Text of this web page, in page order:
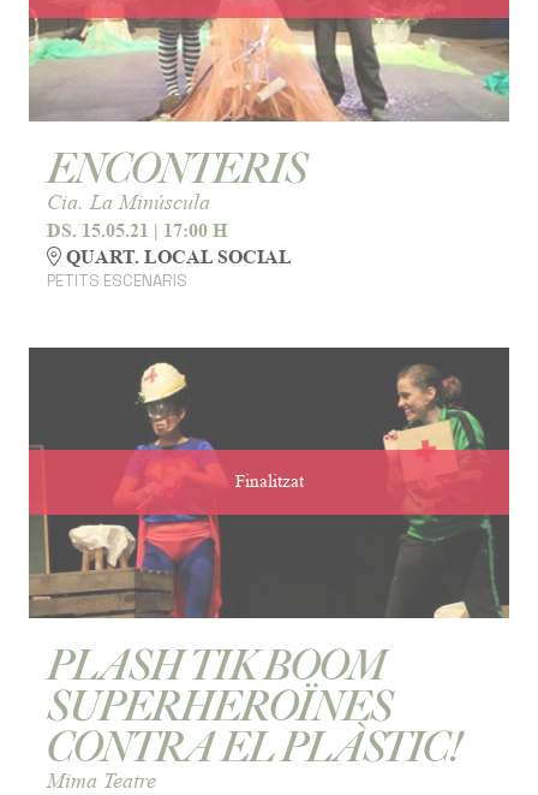
ENCONTERIS
Cia. La Minúscula
DS. 15.05.21 | 17:00 H
QUART. LOCAL SOCIAL
PETITS ESCENARIS
Finalitzat
PLASH TIK BOOM
SUPERHEROÏNES
CONTRA EL PLÀSTIC!
Mima Teatre